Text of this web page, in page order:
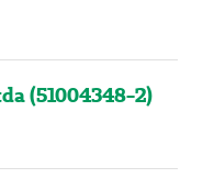
(51004348-2)